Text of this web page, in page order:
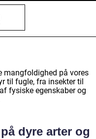
mangfoldighed på vores
til fugle, fra insekter til
fysiske egenskaber og
dyre arter og